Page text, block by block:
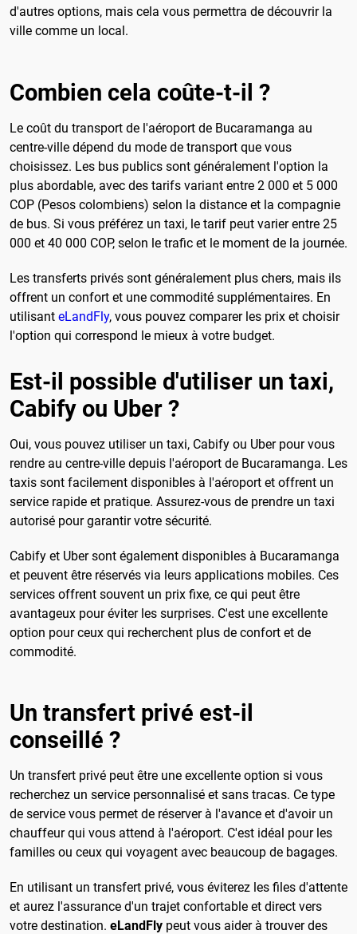
d'autres options, mais cela vous permettra de découvrir la
ville comme un local.
Combien cela coûte-t-il ?
Le coût du transport de l'aéroport de Bucaramanga au
centre-ville dépend du mode de transport que vous
choisissez. Les bus publics sont généralement l'option la
plus abordable, avec des tarifs variant entre 2 000 et 5 000
COP (Pesos colombiens) selon la distance et la compagnie
de bus. Si vous préférez un taxi, le tarif peut varier entre 25
000 et 40 000 COP, selon le trafic et le moment de la journée.
Les transferts privés sont généralement plus chers, mais ils
offrent un confort et une commodité supplémentaires. En
utilisant eLandFly, vous pouvez comparer les prix et choisir
l'option qui correspond le mieux à votre budget.
Est-il possible d'utiliser un taxi,
Cabify ou Uber ?
Oui, vous pouvez utiliser un taxi, Cabify ou Uber pour vous
rendre au centre-ville depuis l'aéroport de Bucaramanga. Les
taxis sont facilement disponibles à l'aéroport et offrent un
service rapide et pratique. Assurez-vous de prendre un taxi
autorisé pour garantir votre sécurité.
Cabify et Uber sont également disponibles à Bucaramanga
et peuvent être réservés via leurs applications mobiles. Ces
services offrent souvent un prix fixe, ce qui peut être
avantageux pour éviter les surprises. C'est une excellente
option pour ceux qui recherchent plus de confort et de
commodité.
Un transfert privé est-il
conseillé ?
Un transfert privé peut être une excellente option si vous
recherchez un service personnalisé et sans tracas. Ce type
de service vous permet de réserver à l'avance et d'avoir un
chauffeur qui vous attend à l'aéroport. C'est idéal pour les
familles ou ceux qui voyagent avec beaucoup de bagages.
En utilisant un transfert privé, vous éviterez les files d'attente
et aurez l'assurance d'un trajet confortable et direct vers
votre destination. eLandFly peut vous aider à trouver des